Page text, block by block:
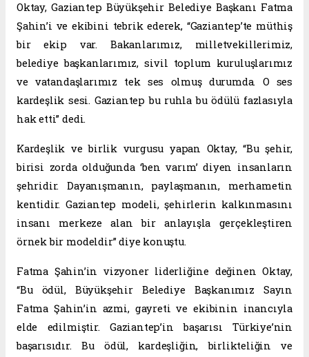
Oktay, Gaziantep Büyükşehir Belediye Başkanı Fatma
Şahin’i ve ekibini tebrik ederek, “Gaziantep’te müthiş
bir ekip var. Bakanlarımız, milletvekillerimiz,
belediye başkanlarımız, sivil toplum kuruluşlarımız
ve vatandaşlarımız tek ses olmuş durumda. O ses
kardeşlik sesi. Gaziantep bu ruhla bu ödülü fazlasıyla
hak etti” dedi.
Kardeşlik ve birlik vurgusu yapan Oktay, “Bu şehir,
birisi zorda olduğunda ‘ben varım’ diyen insanların
şehridir. Dayanışmanın, paylaşmanın, merhametin
kentidir. Gaziantep modeli, şehirlerin kalkınmasını
insanı merkeze alan bir anlayışla gerçekleştiren
örnek bir modeldir” diye konuştu.
Fatma Şahin’in vizyoner liderliğine değinen Oktay,
“Bu ödül, Büyükşehir Belediye Başkanımız Sayın
Fatma Şahin’in azmi, gayreti ve ekibinin inancıyla
elde edilmiştir. Gaziantep’in başarısı Türkiye’nin
başarısıdır. Bu ödül, kardeşliğin, birlikteliğin ve